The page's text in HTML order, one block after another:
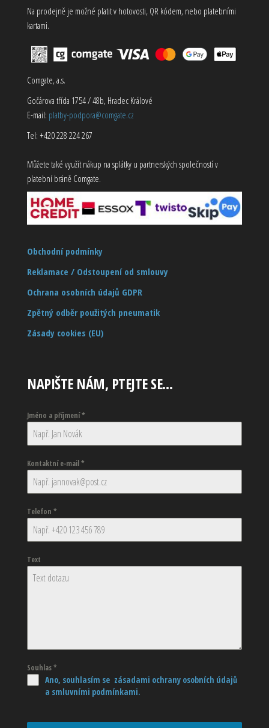
Na prodejně je možné platit v hotovosti, QR kódem, nebo platebními
kartami.
Comgate, a.s.
Gočárova třída 1754 / 48b, Hradec Králové
E-mail: platby-podpora@comgate.cz
Tel: +420 228 224 267
Můžete také využít nákup na splátky u partnerských společností v
platební bráně Comgate.
Obchodní podmínky
Reklamace / Odstoupení od smlouvy
Ochrana osobních údajů GDPR
Zpětný odběr použitých pneumatik
Zásady cookies (EU)
NAPIŠTE NÁM, PTEJTE SE…
Jméno a příjmení*
Kontaktní e-mail*
Telefon *
Text
Souhlas*
Ano, souhlasím se zásadami ochrany osobních údajů
a smluvními podmínkami.